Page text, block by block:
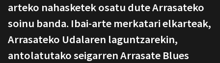
arteko nahasketek osatu dute Arrasateko
soinu banda. Ibai-arte merkatari elkarteak,
Arrasateko Udalaren laguntzarekin,
antolatutako seigarren Arrasate Blues